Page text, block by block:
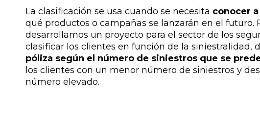
La clasificación se usa cuando se necesita conocer
qué productos o campañas se lanzarán en el futuro.
desarrollamos un proyecto para el sector de los
clasificar los clientes en función de la siniestralidad,
póliza según el número de siniestros que se
los clientes con un menor número de siniestros y
número elevado.